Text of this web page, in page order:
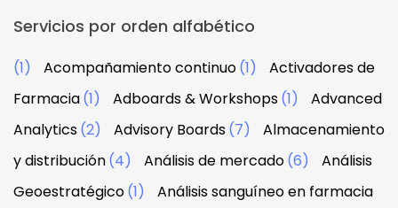
Servicios por orden alfabético
(1) Acompañamiento continuo(1)
Activadores de
Farmacia(1) Adboards & Workshops(1)
Advanced
Analytics(2) Advisory Boards(7)
Almacenamiento
y distribución(4) Análisis de mercado(6)
Análisis
Geoestratégico(1)
Análisis sanguíneo en farmacia